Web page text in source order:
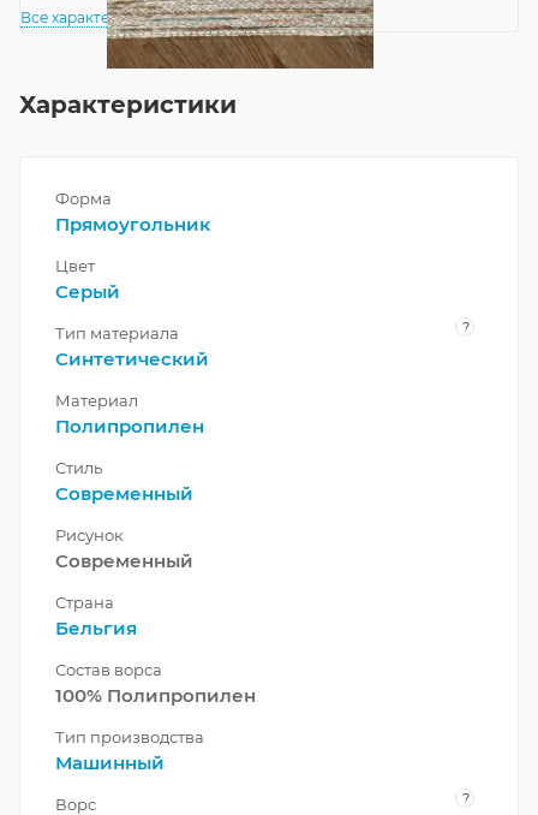
Все характеристики
Характеристики
Форма
Прямоугольник
Цвет
Серый
Тип материала ?
Синтетический
Материал
Полипропилен
Стиль
Современный
Рисунок
Современный
Страна
Бельгия
Состав ворса
100% Полипропилен
Тип производства
Машинный
Ворс ?